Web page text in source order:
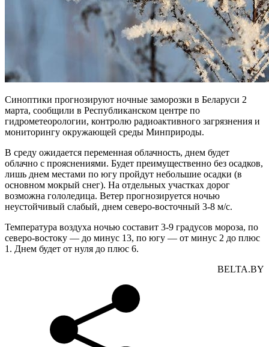
Синоптики прогнозируют ночные заморозки в Беларуси 2
марта, сообщили в Республиканском центре по
гидрометеорологии, контролю радиоактивного загрязнения и
мониторингу окружающей среды Минприроды.
В среду ожидается переменная облачность, днем будет
облачно с прояснениями. Будет преимущественно без осадков,
лишь днем местами по югу пройдут небольшие осадки (в
основном мокрый снег). На отдельных участках дорог
возможна гололедица. Ветер прогнозируется ночью
неустойчивый слабый, днем северо-восточный 3-8 м/с.
Температура воздуха ночью составит 3-9 градусов мороза, по
северо-востоку — до минус 13, по югу — от минус 2 до плюс
1. Днем будет от нуля до плюс 6.
BELTA.BY